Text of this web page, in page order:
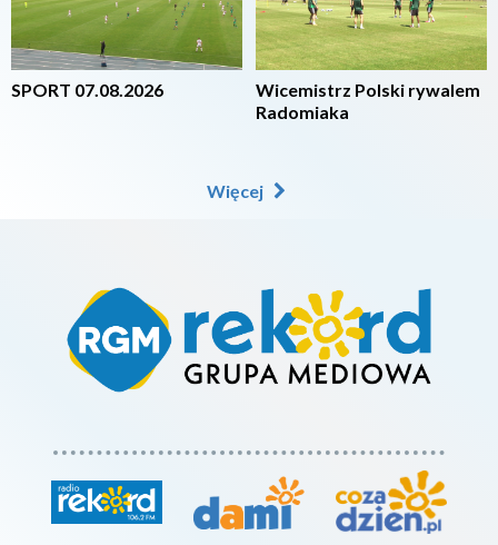
SPORT 07.08.2026
Wicemistrz Polski rywalem
Radomiaka
Więcej